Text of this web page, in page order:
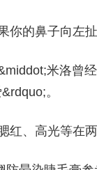
你的鼻子向左
米洛曾
。
红、高光等在两